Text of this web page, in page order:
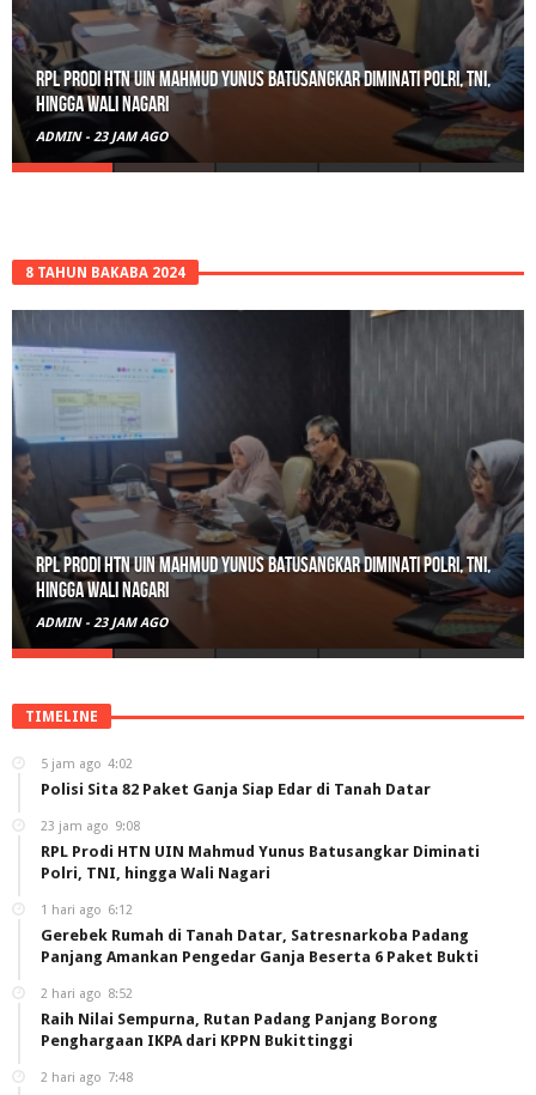
RPL Prodi HTN UIN Mahmud Yunus Batusangkar Diminati Polri, TNI,
hingga Wali Nagari
ADMIN - 23 JAM AGO
8 TAHUN BAKABA 2024
RPL Prodi HTN UIN Mahmud Yunus Batusangkar Diminati Polri, TNI,
hingga Wali Nagari
ADMIN - 23 JAM AGO
TIMELINE
5 jam ago 4:02
Polisi Sita 82 Paket Ganja Siap Edar di Tanah Datar
23 jam ago 9:08
RPL Prodi HTN UIN Mahmud Yunus Batusangkar Diminati
Polri, TNI, hingga Wali Nagari
1 hari ago 6:12
Gerebek Rumah di Tanah Datar, Satresnarkoba Padang
Panjang Amankan Pengedar Ganja Beserta 6 Paket Bukti
2 hari ago 8:52
Raih Nilai Sempurna, Rutan Padang Panjang Borong
Penghargaan IKPA dari KPPN Bukittinggi
2 hari ago 7:48